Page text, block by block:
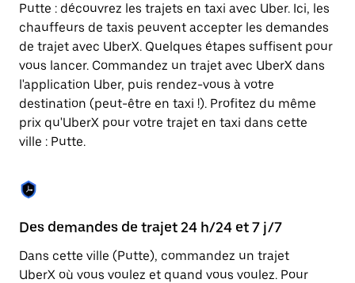
une
date.
Appuyez
sur
la
touche
Échap
pour
fermer
le
Putte : découvrez les trajets en taxi avec Uber. Ici, les
chauffeurs de taxis peuvent accepter les demandes
de trajet avec UberX. Quelques étapes suffisent pour
vous lancer. Commandez un trajet avec UberX dans
l'application Uber, puis rendez-vous à votre
destination (peut-être en taxi !). Profitez du même
prix qu'UberX pour votre trajet en taxi dans cette
ville : Putte.
Des demandes de trajet 24 h/24 et 7 j/7
Dans cette ville (Putte), commandez un trajet
UberX où vous voulez et quand vous voulez. Pour